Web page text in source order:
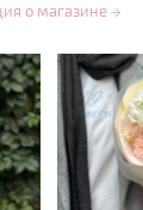
о магазине →